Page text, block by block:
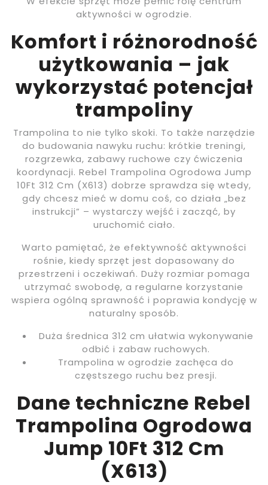
aktywności w ogrodzie.
Komfort i różnorodność
użytkowania – jak
wykorzystać potencjał
trampoliny
Trampolina to nie tylko skoki. To także narzędzie
do budowania nawyku ruchu: krótkie treningi,
rozgrzewka, zabawy ruchowe czy ćwiczenia
koordynacji. Rebel Trampolina Ogrodowa Jump
10Ft 312 Cm (X613) dobrze sprawdza się wtedy,
gdy chcesz mieć w domu coś, co działa „bez
instrukcji” – wystarczy wejść i zacząć, by
uruchomić ciało.
Warto pamiętać, że efektywność aktywności
rośnie, kiedy sprzęt jest dopasowany do
przestrzeni i oczekiwań. Duży rozmiar pomaga
utrzymać swobodę, a regularne korzystanie
wspiera ogólną sprawność i poprawia kondycję w
naturalny sposób.
Duża średnica 312 cm ułatwia wykonywanie
odbić i zabaw ruchowych.
Trampolina w ogrodzie zachęca do
częstszego ruchu bez presji.
Dane techniczne Rebel
Trampolina Ogrodowa
Jump 10Ft 312 Cm
(X613)